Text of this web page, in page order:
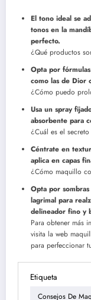
El tono ideal se
tonos en la
perfecto.
¿Qué productos
Opta por
como las de Dior
¿Cómo puedo
Usa un spray
absorbente para
¿Cuál es el
Céntrate en
aplica en capas
¿Cómo maquillo
Opta por
lagrimal para
delineador fino y
Para obtener más
visita la web
para perfeccionar
Etiqueta
Consejos De